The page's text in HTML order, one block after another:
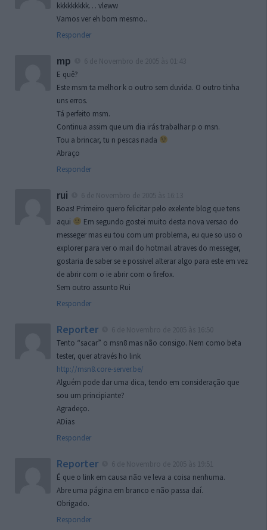
kkkkkkkkk… vleww
Vamos ver eh bom mesmo..
Responder
mp
E quê?
Este msm ta melhor k o outro sem duvida. O outro tinha
uns erros.
Tá perfeito msm.
Continua assim que um dia irás trabalhar p o msn.
Tou a brincar, tu n pescas nada
Abraço
Responder
rui
Boas! Primeiro quero felicitar pelo exelente blog que tens
aqui
Em segundo gostei muito desta nova versao do
messeger mas eu tou com um problema, eu que so uso o
explorer para ver o mail do hotmail atraves do messeger,
gostaria de saber se e possivel alterar algo para este em vez
de abrir com o ie abrir com o firefox.
Sem outro assunto Rui
Responder
Reporter
Tento “sacar” o msn8 mas não consigo. Nem como beta
tester, quer através ho link
http://msn8.core-server.be/
Alguém pode dar uma dica, tendo em consideração que
sou um principiante?
Agradeço.
ADias
Responder
Reporter
É que o link em causa não ve leva a coisa nenhuma.
Abre uma página em branco e não passa daí.
Obrigado.
Responder